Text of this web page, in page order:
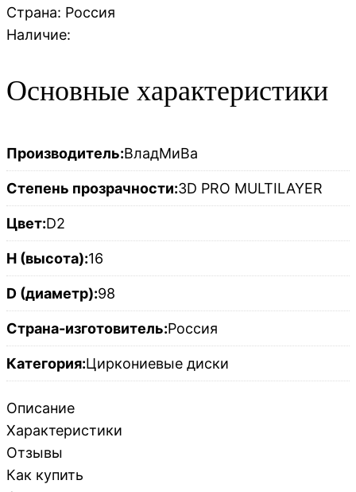
Страна: Россия
Наличие:
Основные характеристики
Производитель:ВладМиВа
Степень прозрачности:3D PRO MULTILAYER
Цвет:D2
H (высота):16
D (диаметр):98
Страна-изготовитель:Россия
Категория:Циркониевые диски
Описание
Характеристики
Отзывы
Как купить